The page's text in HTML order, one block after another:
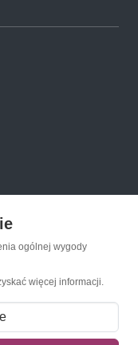
ogólnej wygody
więcej informacji.